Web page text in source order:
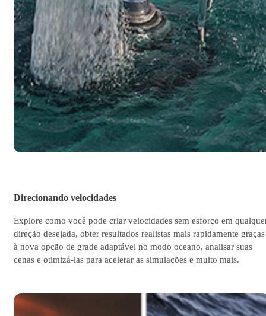
Direcionando velocidades
Explore como você pode criar velocidades sem esforço em
direção desejada, obter resultados realistas mais rapidamente graças
à nova opção de grade adaptável no modo oceano, analisar suas
cenas e otimizá-las para acelerar as simulações e muito mais.